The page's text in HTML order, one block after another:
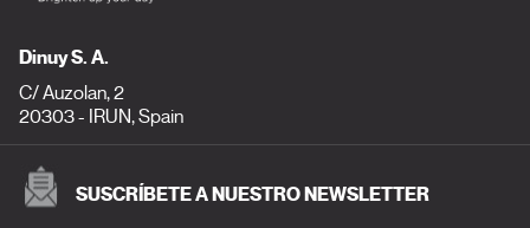
Dinuy S. A.
C/ Auzolan, 2
20303 - IRUN, Spain
SUSCRÍBETE A NUESTRO NEWSLETTER